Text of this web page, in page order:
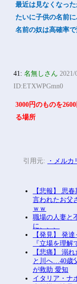
最近は見なくなっ
たいに子供の名前
名前の奴は高確率
41:名無しさん 2021/
ID:ETXWPGmn0
3000円のものを
る場所
引用元:
・メル
【悲報】 思
言われたお父
ｗｗ
職場の人妻と
に、、、
【発見】 発
『立場を理解
【悲痛】 溺
と川へ…40歳
が救助 愛知
イタリア・ナ